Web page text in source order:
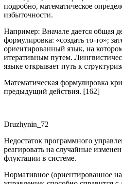
подробно, математическое
избыточности.
Например: Вначале дается общая
формулировка: «создать то-то»;
ориентированный язык, на
итеративным путем.
языке открывает путь к
Математическая формулировка
предыдущий действия. [162]
Druzhynin_72
Недостаток программного
реагировать на случайные
флуктации в системе.
Нормативное (ориентированное